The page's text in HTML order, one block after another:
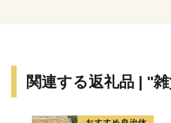
関連する返礼品 | "